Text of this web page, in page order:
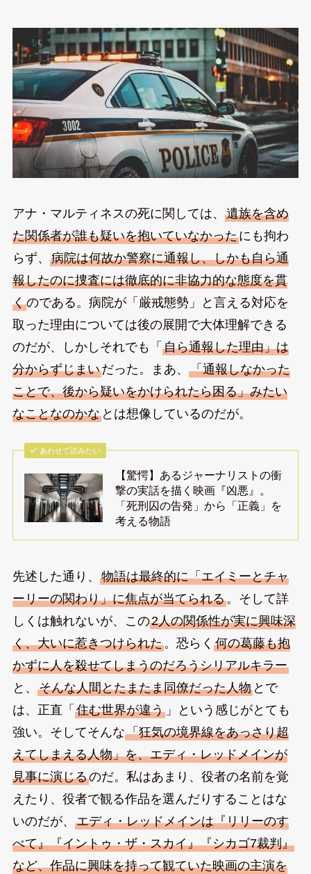
アナ・マルティネスの死に関しては、 遺族を含め
た関係者が誰も疑いを抱いていなかったにも拘わ
らず、 病院は何故か警察に通報し、しかも自ら通
報したのに捜査には徹底的に非協力的な態度を貫
くのである。病院が「厳戒態勢」と言える対応を
取った理由については後の展開で大体理解できる
のだが、しかしそれでも「 自ら通報した理由」は
分からずじまいだった。まあ、 「通報しなかった
ことで、後から疑いをかけられたら困る」みたい
なことなのかなとは想像しているのだが。
あわせて読みたい
【驚愕】あるジャーナリストの衝
撃の実話を描く映画『凶悪』。
「死刑囚の告発」から「正義」を
考える物語
先述した通り、 物語は最終的に「エイミーとチャ
ーリーの関わり」に焦点が当てられる。そして詳
しくは触れないが、この2人の関係性が実に興味深
く、大いに惹きつけられた。恐らく 何の葛藤も抱
かずに人を殺せてしまうのだろうシリアルキラー
と、 そんな人間とたまたま同僚だった人物とで
は、正直「 住む世界が違う」という感じがとても
強い。そしてそんな「狂気の境界線をあっさり超
えてしまえる人物」を、エディ・レッドメインが
見事に演じるのだ。私はあまり、役者の名前を覚
えたり、役者で観る作品を選んだりすることはな
いのだが、 エディ・レッドメインは『リリーのす
べて』『イントゥ・ザ・スカイ』『シカゴ7裁判』
など、作品に興味を持って観ていた映画の主演を